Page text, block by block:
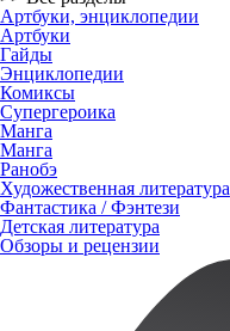
Артбуки, энциклопедии
Артбуки
Гайды
Энциклопедии
Комиксы
Супергероика
Манга
Манга
Ранобэ
Художественная литература
Фантастика / Фэнтези
Детская литература
Обзоры и рецензии